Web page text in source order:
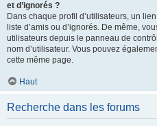
et d’ignorés ?
Dans chaque profil d’utilisateurs, un
liste d’amis ou d’ignorés. De même,
utilisateurs depuis le panneau de
nom d’utilisateur. Vous pouvez
cette même page.
Haut
Recherche dans les forums